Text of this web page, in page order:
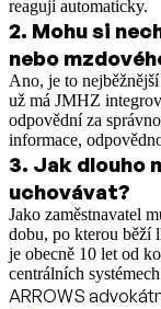
reagují automaticky.
2. Mohu si
nebo
Ano, je to
už má JMHZ
odpovědní za
informace,
3. Jak dlouho
uchovávat?
Jako zaměstnavatel
dobu, po kterou běží
je obecně 10 let od
centrálních
ARROWS